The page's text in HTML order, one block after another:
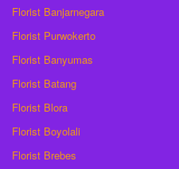
Florist Banjarnegara
Florist Purwokerto
Florist Banyumas
Florist Batang
Florist Blora
Florist Boyolali
Florist Brebes